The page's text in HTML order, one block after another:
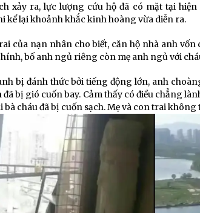
xảy ra, lực lượng cứu hộ đã có mặt tại
kể lại khoảnh khắc kinh hoàng vừa diễn ra.
của nạn nhân cho biết, căn hộ nhà anh
bố anh ngủ riêng còn mẹ anh ngủ với
bị đánh thức bởi tiếng động lớn, anh
bị gió cuốn bay. Cảm thấy có điều chẳng
cháu đã bị cuốn sạch. Mẹ và con trai không